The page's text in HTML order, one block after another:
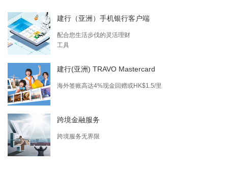
建行（亚洲）手机银行客户端
配合您生活步伐的灵活理财
工具
建行(亚洲) TRAVO Mastercard
海外签账高达4%现金回赠或HK$1.5/里
跨境金融服务
跨境服务无界限